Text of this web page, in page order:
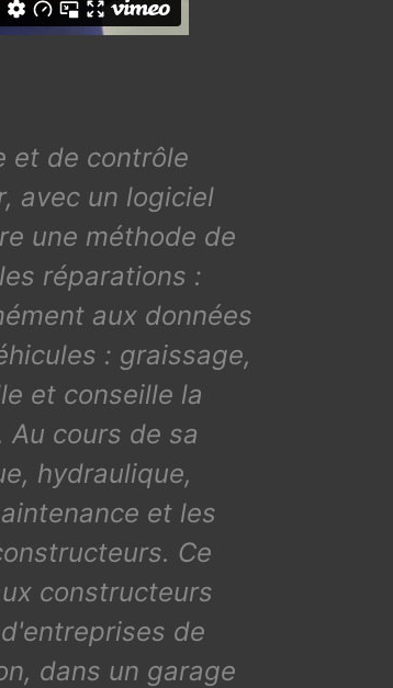
et de contrôle
avec un logiciel
une méthode de
réparations :
aux données
: graissage,
et conseille la
cours de sa
hydraulique,
et les
Ce
constructeurs
de
dans un garage